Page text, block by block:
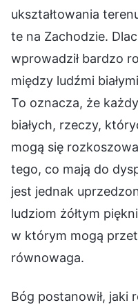
ukształtowania
te na Zachodzie.
wprowadził bardzo
między ludźmi
To oznacza, że
białych, rzeczy,
mogą się
tego, co mają do
jest jednak
ludziom żółtym
w którym mogą
równowaga.
Bóg postanowił, jaki